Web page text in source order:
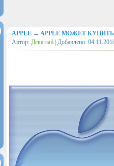
APPLE → APPLE МОЖЕТ КУПИТЬ
Автор: Девятый | Добавлено: